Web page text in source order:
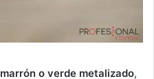
marrón o verde metalizado,